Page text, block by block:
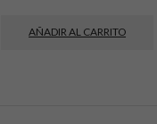
AÑADIR AL CARRITO